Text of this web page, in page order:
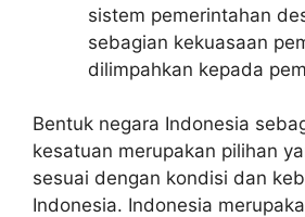
sistem pemerintahan
sebagian kekuasaan
dilimpahkan kepada
Bentuk negara Indonesia
kesatuan merupakan pilihan
sesuai dengan kondisi dan
Indonesia. Indonesia